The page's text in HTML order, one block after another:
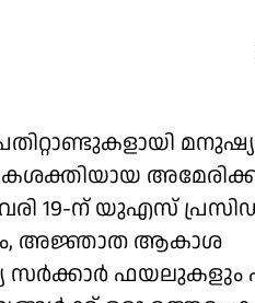
19-ന് യുഎസ്
അജ്ഞാത ആകാശ
സര്‍ക്കാര്‍ ഫയലുകളും